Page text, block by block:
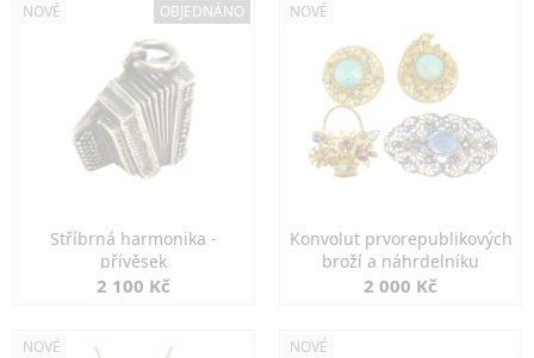
NOVÉ OBJEDNÁNO
Stříbrná harmonika -
přívěsek
2 100 Kč
NOVÉ
Konvolut prvorepublikových
broží a náhrdelníku
2 000 Kč
NOVÉ NOVÉ